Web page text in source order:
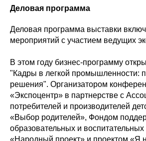
Деловая программа
Деловая программа выставки
мероприятий с участием ведущих
В этом году бизнес-программу
"Кадры в легкой промышленности:
решения". Организатором
«Экспоцентр» в партнерстве с
потребителей и производителей
«Выбор родителей», Фондом
образовательных и